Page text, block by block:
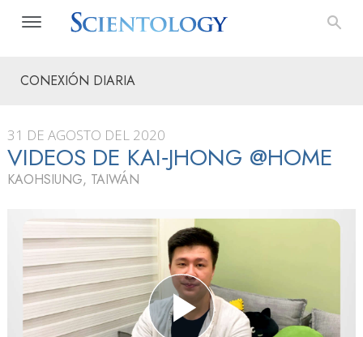
CONEXIÓN DIARIA
31 DE AGOSTO DEL 2020
VIDEOS DE KAI‑JHONG @HOME
KAOHSIUNG, TAIWÁN